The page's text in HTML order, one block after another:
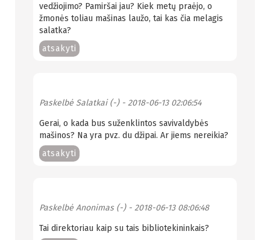
vedžiojimo? Pamiršai jau? Kiek metų praėjo, o
žmonės toliau mašinas laužo, tai kas čia melagis
salatka?
atsakyti
Paskelbė Salatkai (-)- 2018-06-13 02:06:54
Gerai, o kada bus suženklintos savivaldybės
mašinos? Na yra pvz. du džipai. Ar jiems nereikia?
atsakyti
Paskelbė Anonimas (-)- 2018-06-13 08:06:48
Tai direktoriau kaip su tais bibliotekininkais?